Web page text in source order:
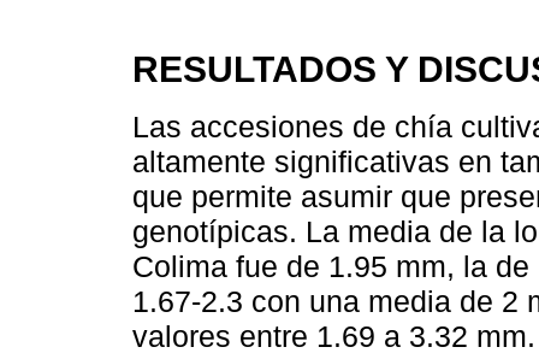
RESULTADOS Y
Las accesiones de chía
altamente significativas en
que permite asumir que
genotípicas. La media de la
Colima fue de 1.95 mm, la
1.67-2.3 con una media de 2
valores entre 1.69 a 3.32